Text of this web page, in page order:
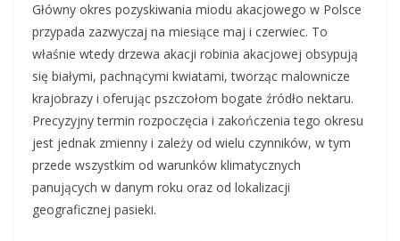
Główny okres pozyskiwania miodu akacjowego w Polsce
przypada zazwyczaj na miesiące maj i czerwiec. To
właśnie wtedy drzewa akacji robinia akacjowej obsypują
się białymi, pachnącymi kwiatami, tworząc malownicze
krajobrazy i oferując pszczołom bogate źródło nektaru.
Precyzyjny termin rozpoczęcia i zakończenia tego okresu
jest jednak zmienny i zależy od wielu czynników, w tym
przede wszystkim od warunków klimatycznych
panujących w danym roku oraz od lokalizacji
geograficznej pasieki.